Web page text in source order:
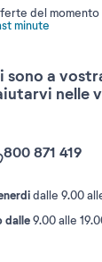
del momento
minute
sono a
nelle
800 871 419
dalle 9.00
dalle9.00 alle